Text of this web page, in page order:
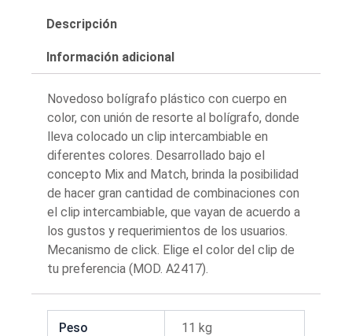
Descripción
Información adicional
Novedoso bolígrafo plástico con cuerpo en
color, con unión de resorte al bolígrafo, donde
lleva colocado un clip intercambiable en
diferentes colores. Desarrollado bajo el
concepto Mix and Match, brinda la posibilidad
de hacer gran cantidad de combinaciones con
el clip intercambiable, que vayan de acuerdo a
los gustos y requerimientos de los usuarios.
Mecanismo de click. Elige el color del clip de
tu preferencia (MOD. A2417).
Peso 11 kg